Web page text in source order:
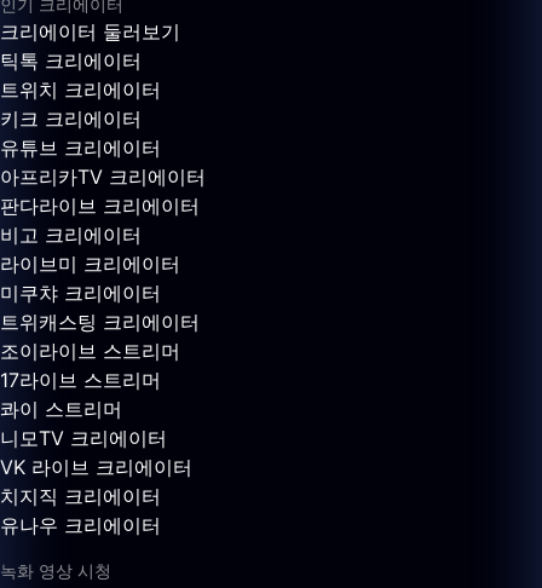
인기 크리에이터
크리에이터 둘러보기
틱톡 크리에이터
트위치 크리에이터
키크 크리에이터
유튜브 크리에이터
아프리카TV 크리에이터
판다라이브 크리에이터
비고 크리에이터
라이브미 크리에이터
미쿠챠 크리에이터
트위캐스팅 크리에이터
조이라이브 스트리머
17라이브 스트리머
콰이 스트리머
니모TV 크리에이터
VK 라이브 크리에이터
치지직 크리에이터
유나우 크리에이터
녹화 영상 시청